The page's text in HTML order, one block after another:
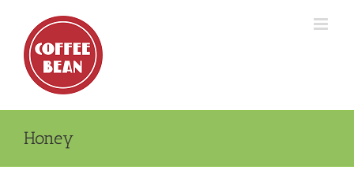
content
Honey